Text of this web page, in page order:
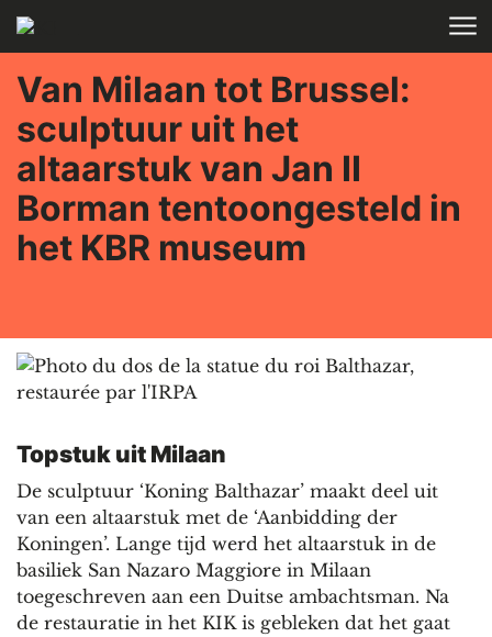
Skip to main content
Van Milaan tot Brussel:
sculptuur uit het
altaarstuk van Jan II
Borman tentoongesteld in
het KBR museum
Topstuk uit Milaan
De sculptuur ‘Koning Balthazar’ maakt deel uit
van een altaarstuk met de ‘Aanbidding der
Koningen’. Lange tijd werd het altaarstuk in de
basiliek San Nazaro Maggiore in Milaan
toegeschreven aan een Duitse ambachtsman. Na
de restauratie in het KIK is gebleken dat het gaat